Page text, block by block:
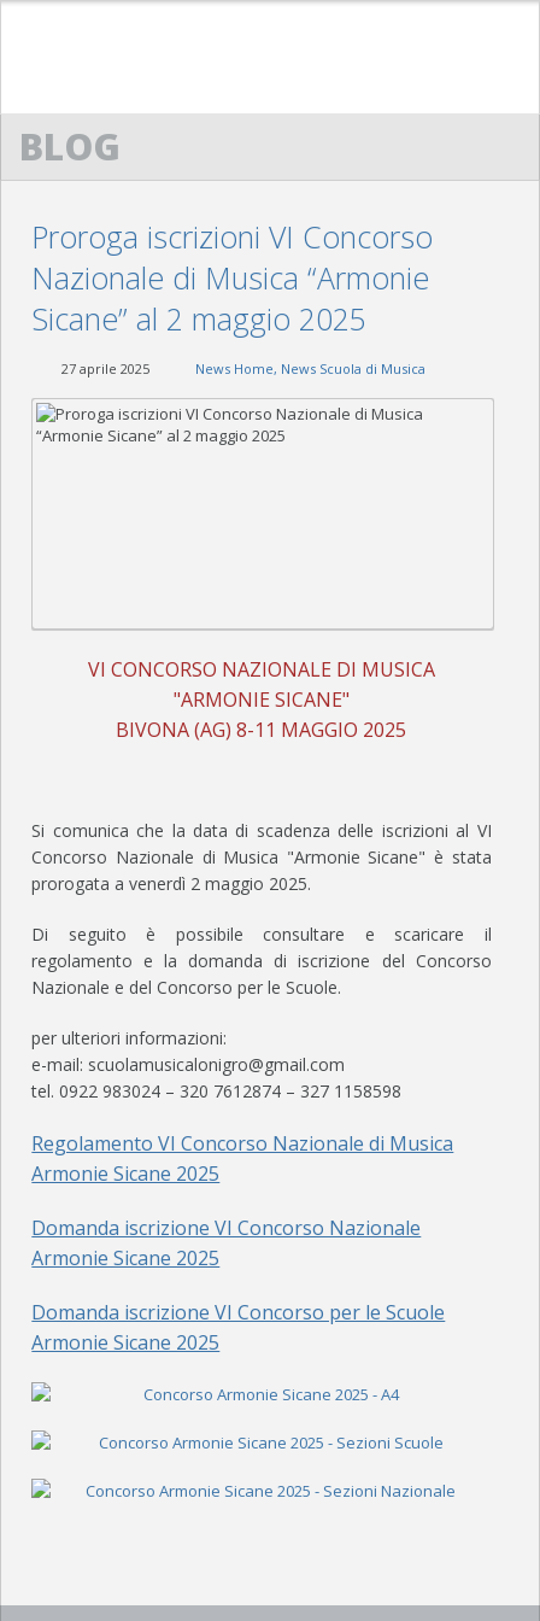
ACM
STATUTO
DIRETTIVO
SCUOLA DI MUSICA “G. LO NIGRO”
PRESENTAZIONE
PROTOCOLLO D’INTESA
YAMAHA CLASS BAND – CORSI DI FORMAZIONE MUSICALE DI BASE
CORSI PRE-ACCADEMICI
CONVENZIONI
CALENDARIO
DOWNLOAD
FOTO
BANDA “G. VERDI”
FOTO
ACM SAXOPHONE ENSEMBLE
ORGANICO
POWERBEAT STUDIO
STUDIO DI REGISTRAZIONE
BLOG
Proroga iscrizioni VI Concorso
Nazionale di Musica “Armonie
Sicane” al 2 maggio 2025
27 aprile 2025 News Home, News Scuola di Musica
VI CONCORSO NAZIONALE DI MUSICA
"ARMONIE SICANE"
BIVONA (AG) 8-11 MAGGIO 2025
Si comunica che la data di scadenza delle iscrizioni al VI
Concorso Nazionale di Musica "Armonie Sicane" è stata
prorogata a venerdì 2 maggio 2025.
Di seguito è possibile consultare e scaricare il
regolamento e la domanda di iscrizione del Concorso
Nazionale e del Concorso per le Scuole.
per ulteriori informazioni:
e-mail: scuolamusicalonigro@gmail.com
tel. 0922 983024 – 320 7612874 – 327 1158598
Regolamento VI Concorso Nazionale di Musica
Armonie Sicane 2025
Domanda iscrizione VI Concorso Nazionale
Armonie Sicane 2025
Domanda iscrizione VI Concorso per le Scuole
Armonie Sicane 2025